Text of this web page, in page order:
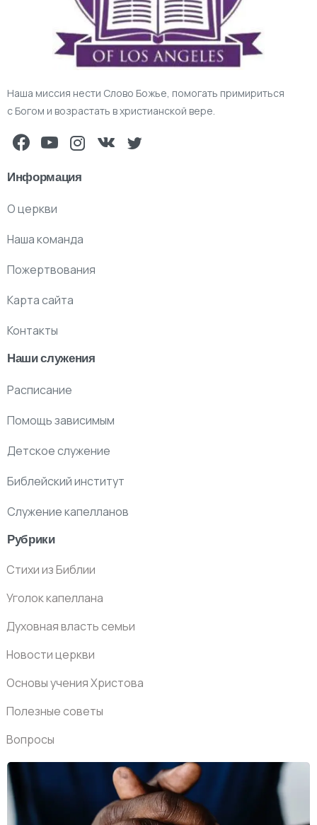
Наша миссия нести Слово Божье, помогать примириться
с Богом и возрастать в христианской вере.
Информация
О церкви
Наша команда
Пожертвования
Карта сайта
Контакты
Наши служения
Расписание
Помощь зависимым
Детское служение
Библейский институт
Служение капелланов
Рубрики
Стихи из Библии
Уголок капеллана
Духовная власть семьи
Новости церкви
Основы учения Христова
Полезные советы
Вопросы